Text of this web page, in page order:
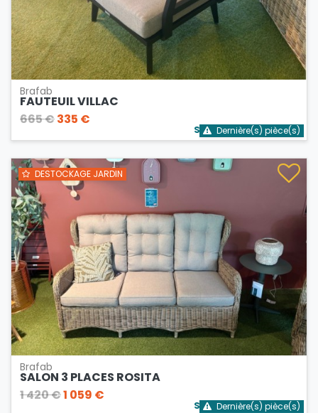
Brafab
FAUTEUIL VILLAC
665 €335 €
Stock bientôt épuisé
Dernière(s) pièce(s)
DESTOCKAGE JARDIN
Brafab
SALON 3 PLACES ROSITA
1 420 €1 059 €
Stock bientôt épuisé
Dernière(s) pièce(s)